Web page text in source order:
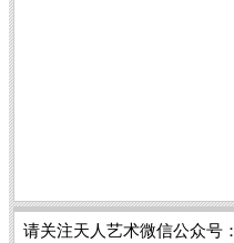
请关注天人艺术微信公众号：